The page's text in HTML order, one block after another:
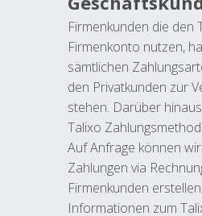
Firmenkunden die den
Firmenkonto nutzen,
sämtlichen
den Privatkunden zur
stehen. Darüber
Talixo
Auf Anfrage können
Zahlungen via
Firmenkunden
Informationen zum